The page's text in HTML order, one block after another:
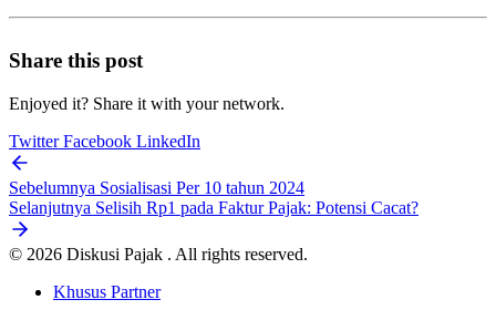
Share this post
Enjoyed it? Share it with your network.
TwitterFacebook LinkedIn
Sebelumnya Sosialisasi Per 10 tahun 2024
Selanjutnya Selisih Rp1 pada Faktur Pajak: Potensi Cacat?
© 2026 Diskusi Pajak . All rights reserved.
Khusus Partner